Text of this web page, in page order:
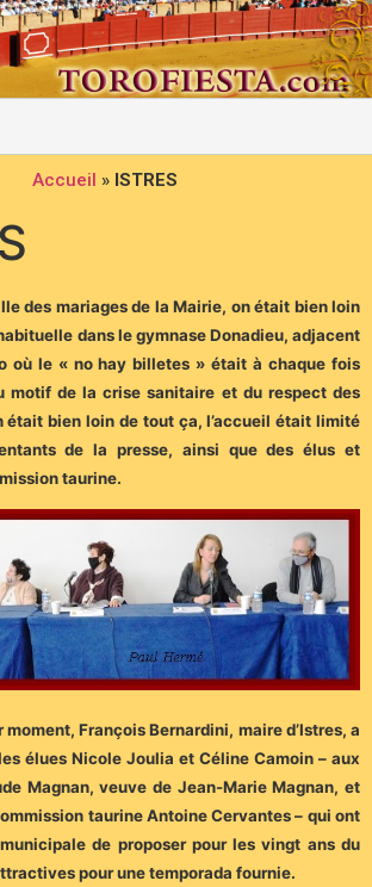
Accueil » ISTRES
des mariages de la Mairie, on était bien loin
dans le gymnase Donadieu, adjacent
où le « no hay billetes » était à chaque fois
motif de la crise sanitaire et du respect des
était bien loin de tout ça, l’accueil était limité
de la presse, ainsi que des élus et
taurine.
moment, François Bernardini, maire d’Istres, a
élues Nicole Joulia et Céline Camoin – aux
Magnan, veuve de Jean-Marie Magnan, et
taurine Antoine Cervantes – qui ont
de proposer pour les vingt ans du
pour une temporada fournie.